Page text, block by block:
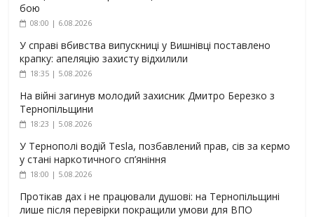
бою
08:00 | 6.08.2026
У справі вбивства випускниці у Вишнівці поставлено
крапку: апеляцію захисту відхилили
18:35 | 5.08.2026
На війні загинув молодий захисник Дмитро Березко з
Тернопільщини
18:23 | 5.08.2026
У Тернополі водій Tesla, позбавлений прав, сів за кермо
у стані наркотичного сп’яніння
18:00 | 5.08.2026
Протікав дах і не працювали душові: на Тернопільщині
лише після перевірки покращили умови для ВПО